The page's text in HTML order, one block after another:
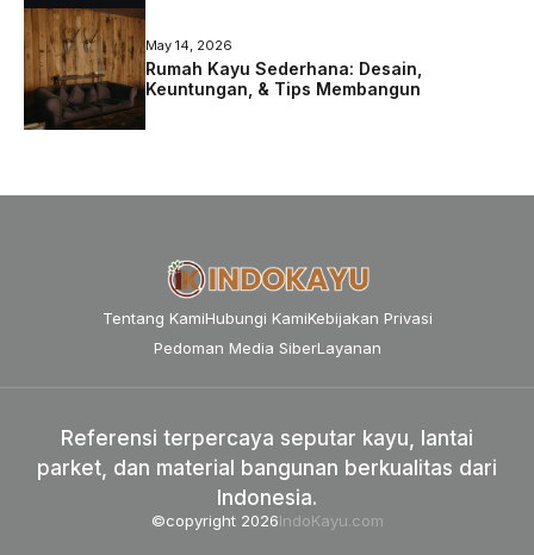
May 14, 2026
Rumah Kayu Sederhana: Desain,
Keuntungan, & Tips Membangun
Tentang KamiHubungi KamiKebijakan Privasi
Pedoman Media SiberLayanan
Referensi terpercaya seputar kayu, lantai
parket, dan material bangunan berkualitas dari
Indonesia.
©copyright 2026IndoKayu.com